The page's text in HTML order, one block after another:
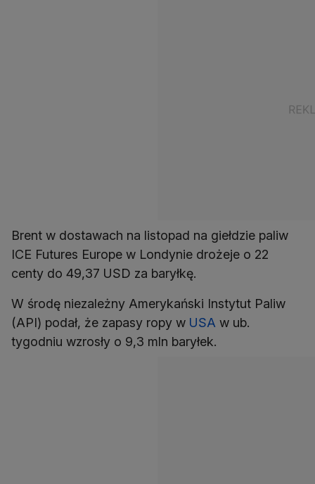
Brent w dostawach na listopad na giełdzie paliw
ICE Futures Europe w Londynie drożeje o 22
centy do 49,37 USD za baryłkę.
W środę niezależny Amerykański Instytut Paliw
(API) podał, że zapasy ropy w USA w ub.
tygodniu wzrosły o 9,3 mln baryłek.